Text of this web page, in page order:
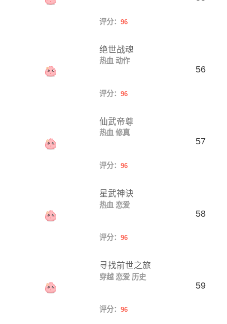
评分： 96
绝世战魂
热血 动作
评分： 96
56
仙武帝尊
热血 修真
评分： 96
57
星武神诀
热血 恋爱
评分： 96
58
寻找前世之旅
穿越 恋爱 历史
评分： 96
59